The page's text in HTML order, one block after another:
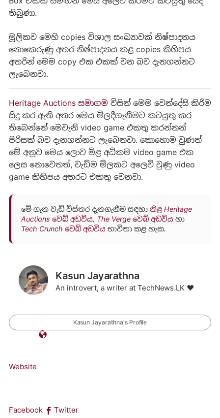
තිබුණා.
මූලිකව මෙහි copies විශාල සංඛ්‍යාවක් නිෂ්පාදනය
නොකෙරුණු අතර නිෂ්පාදනය කළ copies කිහිපය
අතරින් මෙම copy එක එකක් වන බව දැනගන්නට
ලැබෙනවා.
Heritage Auctions සමාගම විසින් මෙම වෙන්දේසි කිරීම
සිදු කර ඇති අතර මෙය මිලදීගැනීමට කටයුතු කර
තිබෙන්නේ මෙවැනි video game එකතු කරන්නන්
පිරිසක් බව දැනගන්නට ලැබෙනවා. කොහොම වුණත්
මේ අනුව මෙය ලොව මිළ අධිකම video game එක
ලෙස නොවෙතත්, වැඩිම මිලකට අලෙවි වුණු video
game කිහිපය අතරට එකතු වෙනවා.
මේ ගැන වැඩි විස්තර දැනගැනීම සඳහා නිළ Heritage
Auctions වෙබ් අඩවිය, The Verge වෙබ් අඩවියහා
Tech Crunch වෙබ් අඩවියභාවිතා කළ හැක.
Kasun Jayarathna
An introvert, a writer at TechNews.LK ❤️
Kasun Jayarathna's Profile
Website
Facebook Twitter